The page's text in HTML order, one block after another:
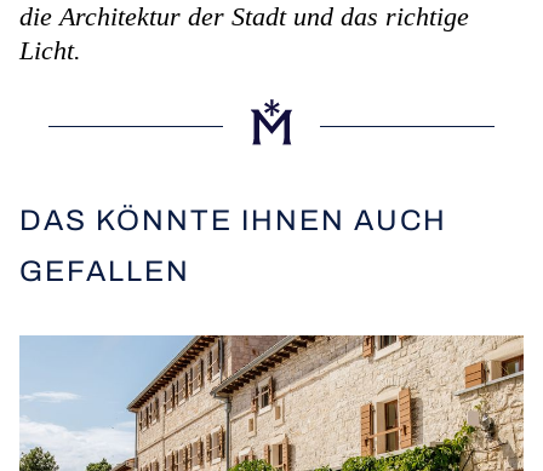
die Architektur der Stadt und das richtige
Licht.
DAS KÖNNTE IHNEN AUCH
GEFALLEN